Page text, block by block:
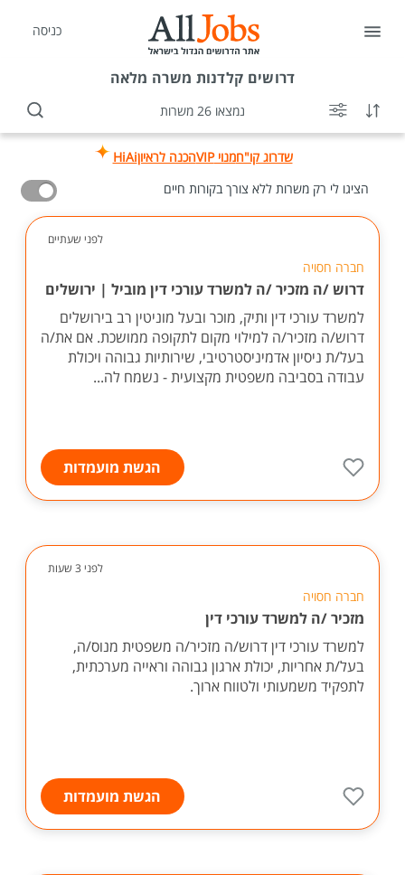
כניסה
דרושים קלדנות משרה מלאה
נמצאו 26 משרות
שדרוג קו"חמנוי VIP הכנה לראיוןHiAi
הציגו לי רק משרות ללא צורך בקורות חיים
לפני שעתיים
חברה חסויה
דרוש /ה מזכיר /ה למשרד עורכי דין מוביל | ירושלים
למשרד עורכי דין ותיק, מוכר ובעל מוניטין רב בירושלים
דרוש/ה מזכיר/ה למילוי מקום לתקופה ממושכת. אם את/ה
בעל/ת ניסיון אדמיניסטרטיבי, שירותיות גבוהה ויכולת
עבודה בסביבה משפטית מקצועית - נשמח לה...
הגשת מועמדות
לפני 3 שעות
חברה חסויה
מזכיר /ה למשרד עורכי דין
למשרד עורכי דין דרוש/ה מזכיר/ה משפטית מנוס/ה,
בעל/ת אחריות, יכולת ארגון גבוהה וראייה מערכתית,
לתפקיד משמעותי ולטווח ארוך.
הגשת מועמדות